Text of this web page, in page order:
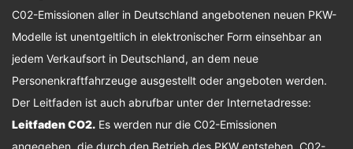
C02-Emissionen aller in Deutschland angebotenen neuen PKW-
Modelle ist unentgeltlich in elektronischer Form einsehbar an
jedem Verkaufsort in Deutschland, an dem neue
Personenkraftfahrzeuge ausgestellt oder angeboten werden.
Der Leitfaden ist auch abrufbar unter der Internetadresse:
Leitfaden CO2. Es werden nur die C02-Emissionen
angegeben, die durch den Betrieb des PKW entstehen. C02-